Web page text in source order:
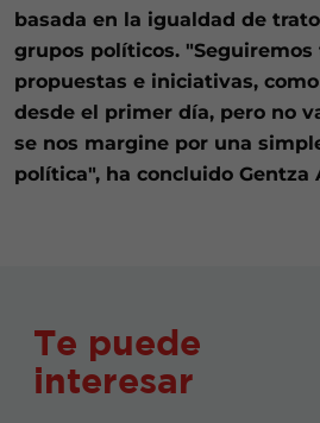
basada en la igualdad de
grupos políticos. "Seguiremos
propuestas e iniciativas,
desde el primer día, pero no
se nos margine por una
política", ha concluido Gentza
Te puede
interesar